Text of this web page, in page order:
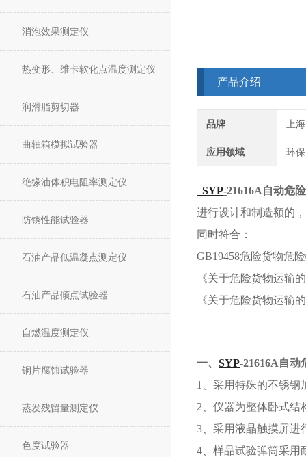
消泡效果测定仪
热变形、维卡软化点温度测定仪
润滑脂剪切器
曲轴箱模拟试验器
绝缘油体积电阻率测定仪
防锈性能试验器
石油产品低温凝点测定仪
石油产品倾点试验器
自燃温度测定仪
铜片腐蚀试验器
蒸发残留量测定仪
色度试验器
产品介绍
品牌 上
应用领域 环
SYP-21616A自动危
进行设计和制造额的
同时符合：
GB19458危险货物危
《关于危险货物运输
《关于危险货物运输
一、 SYP-21616A自动
1、采用特殊的不锈钢
2、仪器为整体卧式结
3、采用液晶触摸屏进
4、样品试验弹筒采用